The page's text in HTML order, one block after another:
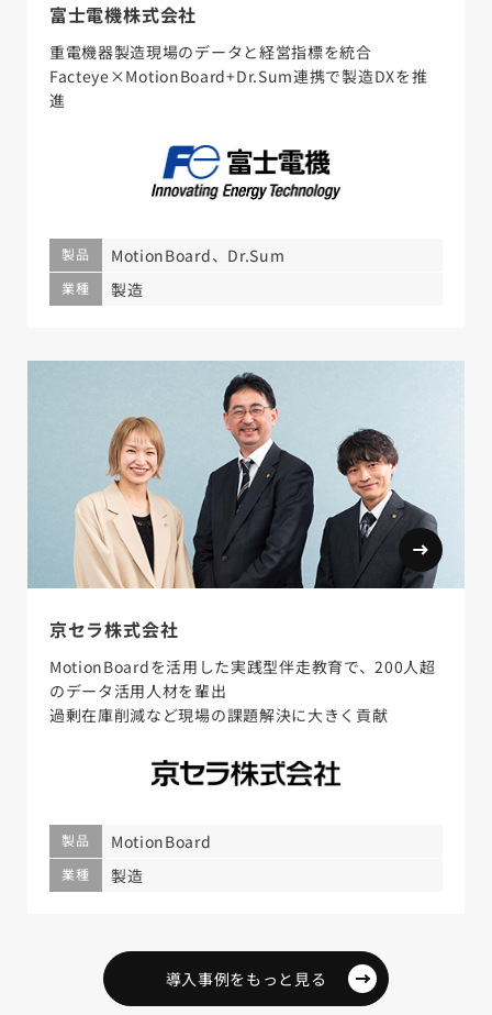
富士電機株式会社
重電機器製造現場のデータと経営指標を統合
Facteye×MotionBoard+Dr.Sum連携で製造DXを推
進
製品 MotionBoard、Dr.Sum
業種 製造
京セラ株式会社
MotionBoardを活用した実践型伴走教育で、200人超
のデータ活用人材を輩出
過剰在庫削減など現場の課題解決に大きく貢献
製品 MotionBoard
業種 製造
導入事例をもっと見る